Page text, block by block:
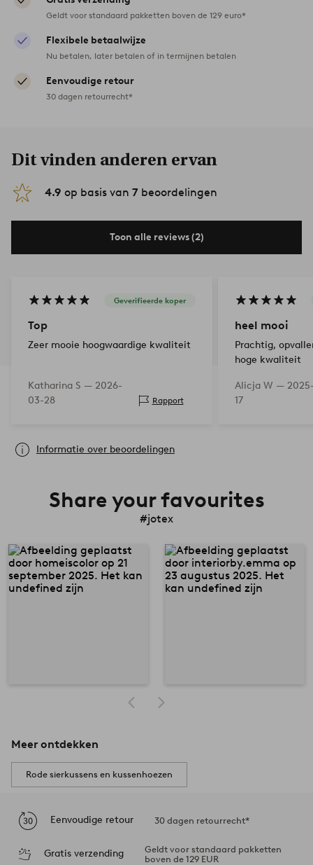
Geldt voor standaard pakketten boven de 129 euro*
Flexibele betaalwijze
Nu betalen, later betalen of in termijnen betalen
Eenvoudige retour
30 dagen retourrecht*
Dit vinden anderen ervan
4.9 op basis van 7 beoordelingen
Toon alle reviews (2)
Geverifieerde koper
Top
Zeer mooie hoogwaardige kwaliteit
Katharina S — 2026-
03-28
Rapport
heel mooi
Prachtig,
hoge kwaliteit
Alicja W —
17
Informatie over beoordelingen
Share your favourites
#jotex
Meer ontdekken
Rode sierkussens en kussenhoezen
Eenvoudige retour 30 dagen retourrecht*
Gratis verzending
Geldt voor standaard pakketten
boven de 129 EUR